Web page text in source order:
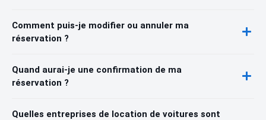
Comment puis-je modifier ou annuler ma
réservation ?
Quand aurai-je une confirmation de ma
réservation ?
Quelles entreprises de location de voitures sont